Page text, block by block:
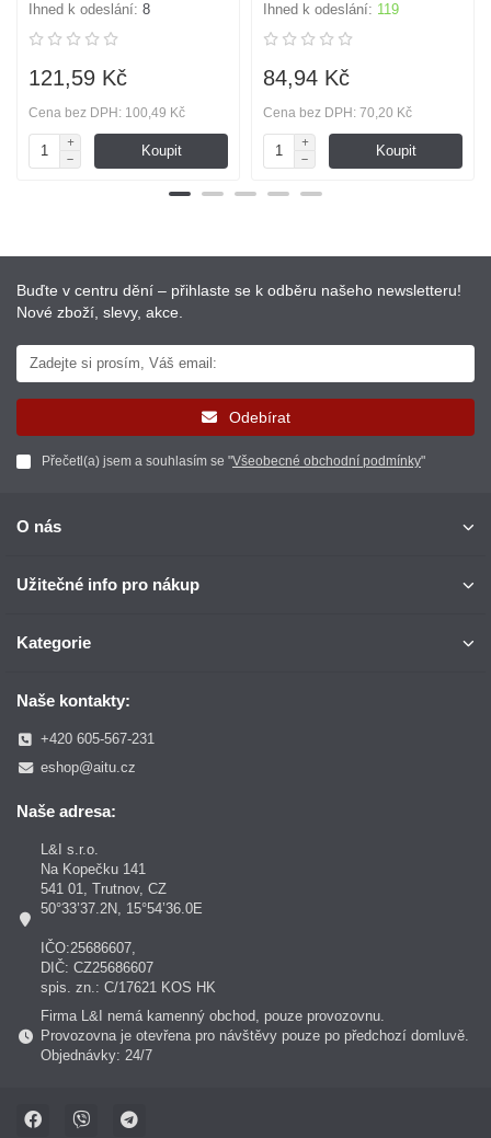
Ihned k odeslání: 8
121,59 Kč
Cena bez DPH: 100,49 Kč
Koupit
Ihned k odeslání: 119
84,94 Kč
Cena bez DPH: 70,20 Kč
Koupit
Buďte v centru dění – přihlaste se k odběru našeho newsletteru!
Nové zboží, slevy, akce.
Odebírat
Přečetl(a) jsem a souhlasím se "Všeobecné obchodní podmínky"
O nás
Užitečné info pro nákup
Kategorie
Naše kontakty:
+420 605-567-231
eshop@aitu.cz
Naše adresa:
L&I s.r.o.
Na Kopečku 141
541 01, Trutnov, CZ
50°33’37.2N, 15°54’36.0E
IČO:25686607,
DIČ: CZ25686607
spis. zn.: C/17621 KOS HK
Firma L&I nemá kamenný obchod, pouze provozovnu.
Provozovna je otevřena pro návštěvy pouze po předchozí domluvě.
Objednávky: 24/7